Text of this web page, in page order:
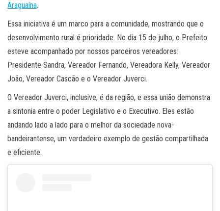
Araguaína.
Essa iniciativa é um marco para a comunidade, mostrando que o
desenvolvimento rural é prioridade. No dia 15 de julho, o Prefeito
esteve acompanhado por nossos parceiros vereadores:
Presidente Sandra, Vereador Fernando, Vereadora Kelly, Vereador
João, Vereador Cascão e o Vereador Juverci.
O Vereador Juverci, inclusive, é da região, e essa união demonstra
a sintonia entre o poder Legislativo e o Executivo. Eles estão
andando lado a lado para o melhor da sociedade nova-
bandeirantense, um verdadeiro exemplo de gestão compartilhada
e eficiente.